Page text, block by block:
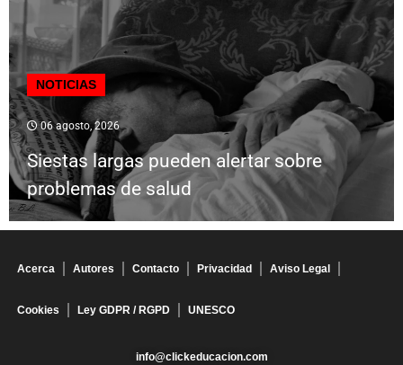
NOTICIAS
06 agosto, 2026
Siestas largas pueden alertar sobre
problemas de salud
Acerca Autores Contacto Privacidad Aviso Legal
Cookies Ley GDPR / RGPD UNESCO
info@clickeducacion.com